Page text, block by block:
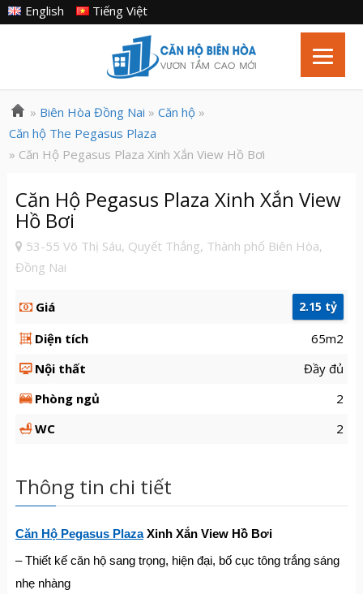
Tiếng Việt
English
» Biên Hòa Đồng Nai » Căn hộ»
Căn hộ The Pegasus Plaza
» Căn Hộ Pegasus Plaza Xinh Xắn View Hồ Bơi
Căn Hộ Pegasus Plaza Xinh Xắn View
Hồ Bơi
53-55 Võ Thị Sáu, Quyết Thắng, Thành phố Biên Hòa,
Đồng Nai
Giá 2.15 tỷ
Diện tích
65m2
Nội thất
Đầy đủ
Phòng ngủ
2
WC
2
Thông tin chi tiết
Căn Hộ Pegasus PlazaXinh Xắn View Hồ Bơi
– Thiết kế căn hộ sang trọng, hiện đại, bố cục tông trắng sáng
nhẹ nhàng